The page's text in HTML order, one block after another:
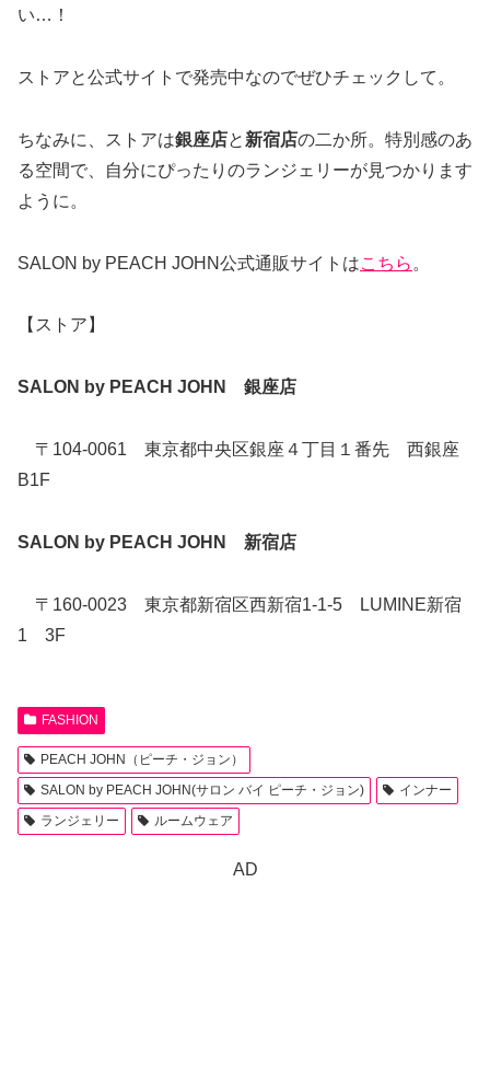
い…！
ストアと公式サイトで発売中なのでぜひチェックして。
ちなみに、ストアは銀座店と 新宿店の二か所。特別感のあ
る空間で、自分にぴったりのランジェリーが見つかります
ように。
SALON by PEACH JOHN公式通販サイトはこちら 。
【ストア】
SALON by PEACH JOHN 銀座店
〒104-0061 東京都中央区銀座４丁目１番先 西銀座
B1F
SALON by PEACH JOHN 新宿店
〒160-0023 東京都新宿区西新宿1-1-5 LUMINE新宿
1 3F
FASHION
PEACH JOHN（ピーチ・ジョン）
SALON by PEACH JOHN(サロン バイ ピーチ・ジョン)
インナー
ランジェリー
ルームウェア
AD